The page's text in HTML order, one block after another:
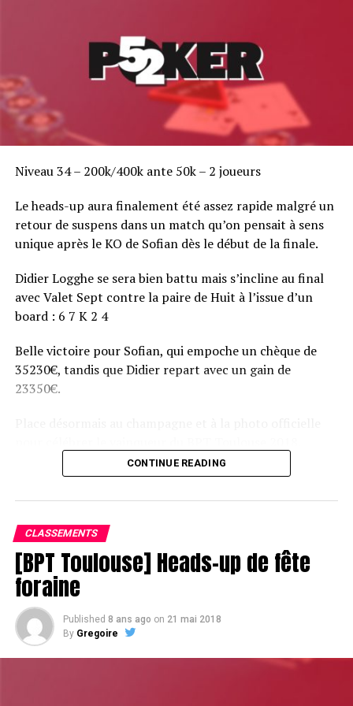
Niveau 34 – 200k/400k ante 50k – 2 joueurs
Le heads-up aura finalement été assez rapide malgré un
retour de suspens dans un match qu’on pensait à sens
unique après le KO de Sofian dès le début de la finale.
Didier Logghe se sera bien battu mais s’incline au final
avec Valet Sept contre la paire de Huit à l’issue d’un
board : 6 7 K 2 4
Belle victoire pour Sofian, qui empoche un chèque de
35230€, tandis que Didier repart avec un gain de
23350€.
CONTINUE READING
CLASSEMENTS
[BPT Toulouse] Heads-up de fête
foraine
Published 8 ans ago on 21 mai 2018
By Gregoire